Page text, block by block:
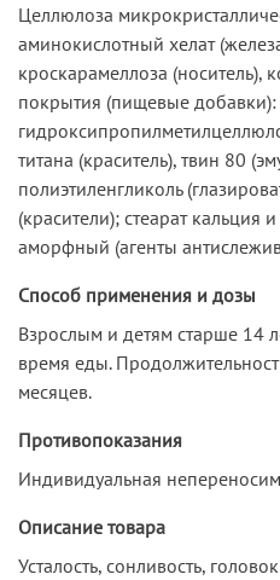
Целлюлоза
аминокислотный хелат
кроскарамеллоза (носитель),
покрытия (пищевые добавки):
титана (краситель), твин 80
полиэтиленгликоль
(красители); стеарат кальция
аморфный (агенты
Способ применения и дозы
Взрослым и детям старше 14
время еды.
месяцев.
Противопоказания
Индивидуальная
Описание товара
Усталость, сонливость,